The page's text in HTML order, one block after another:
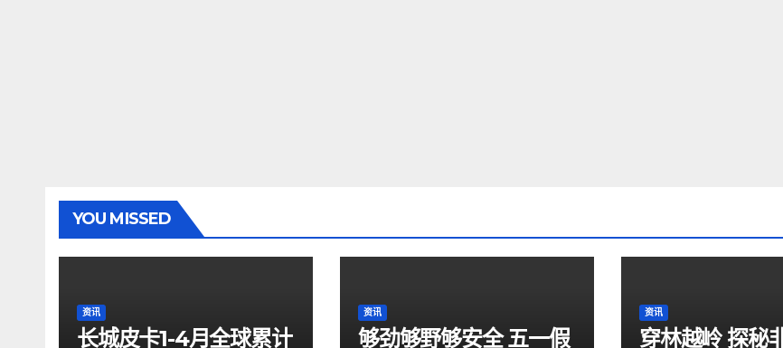
YOU MISSED
资讯
长城皮卡1-4月全球累计
资讯
够劲够野够安全 五一假
资讯
穿林越岭 探秘